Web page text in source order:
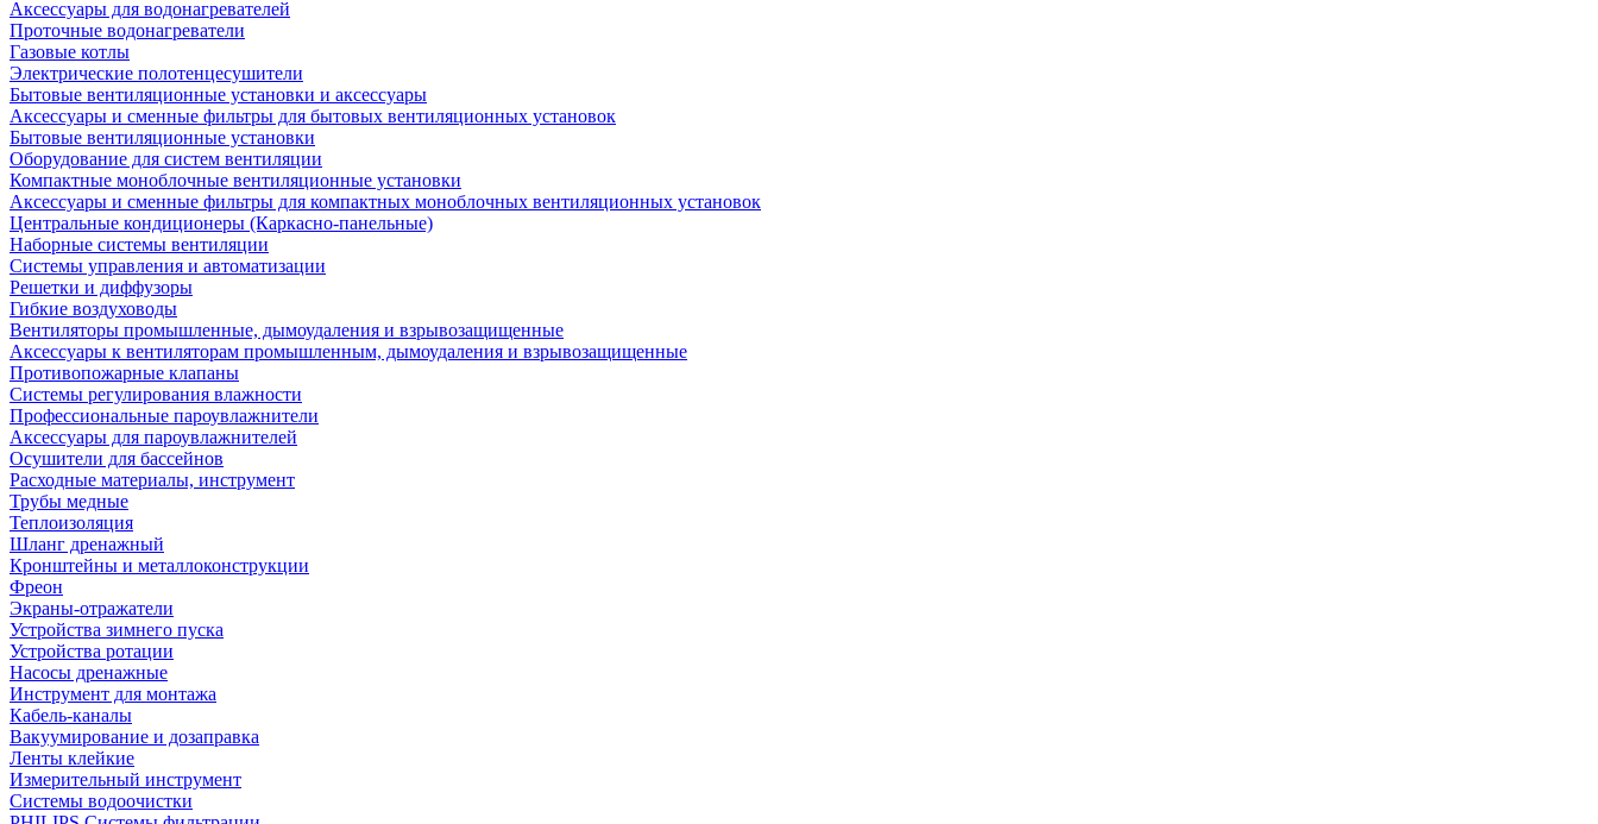
Аксессуары для водонагревателей
Проточные водонагреватели
Газовые котлы
Электрические полотенцесушители
Бытовые вентиляционные установки и аксессуары
Аксессуары и сменные фильтры для бытовых вентиляционных установок
Бытовые вентиляционные установки
Оборудование для систем вентиляции
Компактные моноблочные вентиляционные установки
Аксессуары и сменные фильтры для компактных моноблочных вентиляционных установок
Центральные кондиционеры (Каркасно-панельные)
Наборные системы вентиляции
Системы управления и автоматизации
Решетки и диффузоры
Гибкие воздуховоды
Вентиляторы промышленные, дымоудаления и взрывозащищенные
Аксессуары к вентиляторам промышленным, дымоудаления и взрывозащищенные
Противопожарные клапаны
Системы регулирования влажности
Профессиональные пароувлажнители
Аксессуары для пароувлажнителей
Осушители для бассейнов
Расходные материалы, инструмент
Трубы медные
Теплоизоляция
Шланг дренажный
Кронштейны и металлоконструкции
Фреон
Экраны-отражатели
Устройства зимнего пуска
Устройства ротации
Насосы дренажные
Инструмент для монтажа
Кабель-каналы
Вакуумирование и дозаправка
Ленты клейкие
Измерительный инструмент
Системы водоочистки